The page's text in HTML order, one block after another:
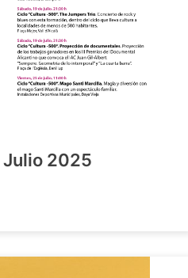
Julio 2025